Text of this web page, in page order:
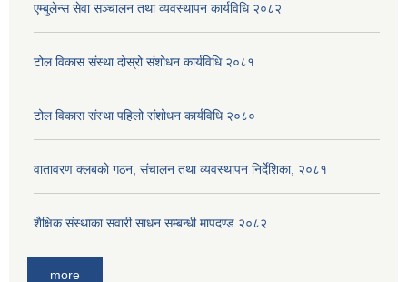
एम्बुलेन्स सेवा सञ्चालन तथा व्यवस्थापन कार्यविधि २०८२
टोल विकास संस्था दोस्रो संशोधन कार्यविधि २०८१
टोल विकास संस्था पहिलो संशोधन कार्यविधि २०८०
वातावरण क्लबको गठन, संचालन तथा व्यवस्थापन निर्देशिका, २०८१
शैक्षिक संस्थाका सवारी साधन सम्बन्धी मापदण्ड २०८२
more